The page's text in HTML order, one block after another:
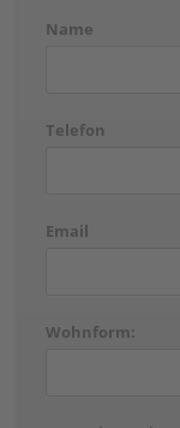
Name
Telefon
Email
Wohnform: